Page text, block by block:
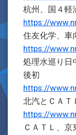
杭州、国４軽
https://
住友化学、車
https://
処理水巡り日
後初
https://
北汽とＣＡＴ
https://
ＣＡＴＬ、